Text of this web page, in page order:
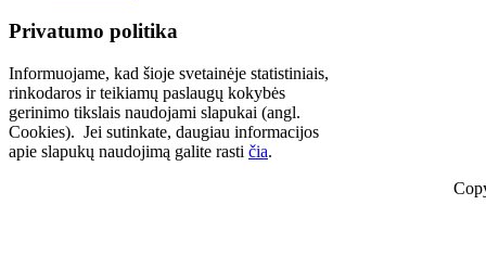
Privatumo politika
Informuojame, kad šioje svetainėje statistiniais,
rinkodaros ir teikiamų paslaugų kokybės
gerinimo tikslais naudojami slapukai (angl.
Cookies). Jei sutinkate, daugiau informacijos
apie slapukų naudojimą galite rasti čia.